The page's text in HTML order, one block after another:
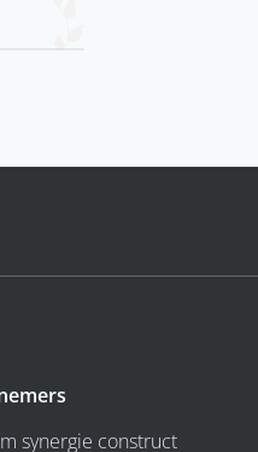
synergie construct